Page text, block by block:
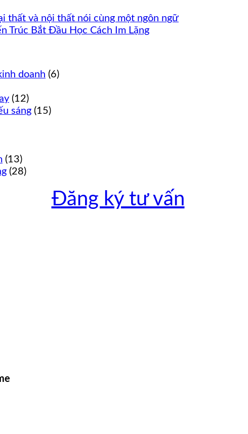
thất và nội thất nói cùng một ngôn ngữ
Trúc Bắt Đầu Học Cách Im Lặng
doanh (6)
(12)
sáng (15)
(13)
(28)
Đăng ký tư vấn